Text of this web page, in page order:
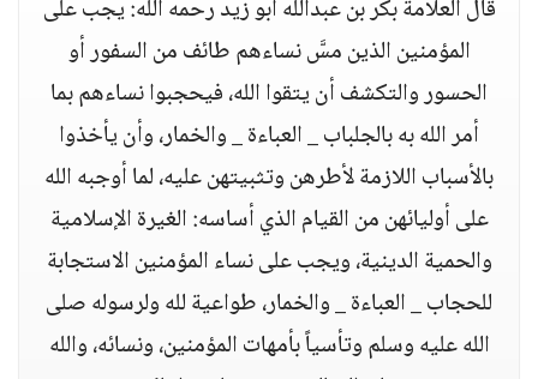
قال العلامة بكر بن عبدالله أبو زيد رحمه الله: يجب على
المؤمنين الذين مسَّ نساءهم طائف من السفور أو
الحسور والتكشف أن يتقوا الله، فيحجبوا نساءهم بما
أمر الله به بالجلباب _ العباءة _ والخمار، وأن يأخذوا
بالأسباب اللازمة لأطرهن وتثبيتهن عليه، لما أوجبه الله
على أوليائهن من القيام الذي أساسه: الغيرة الإسلامية
والحمية الدينية، ويجب على نساء المؤمنين الاستجابة
للحجاب _ العباءة _ والخمار، طواعية لله ولرسوله صلى
الله عليه وسلم وتأسياً بأمهات المؤمنين، ونسائه، والله